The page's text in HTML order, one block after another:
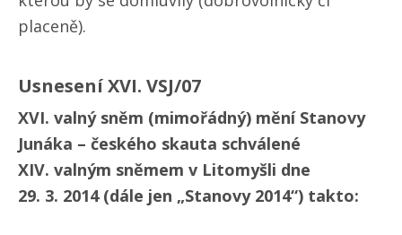
placeně).
Usnesení XVI. VSJ/​07
XVI. valný sněm (mimořádný) mění Stanovy
Junáka – českého skauta schválené
XIV. valným sněmem v Litomyšli dne
29. 3. 2014 (dále jen „Stanovy 2014“) takto: